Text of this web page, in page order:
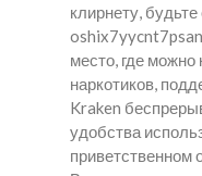
клирнету,
место, где можно
наркотиков,
Kraken
удобства
приветственном